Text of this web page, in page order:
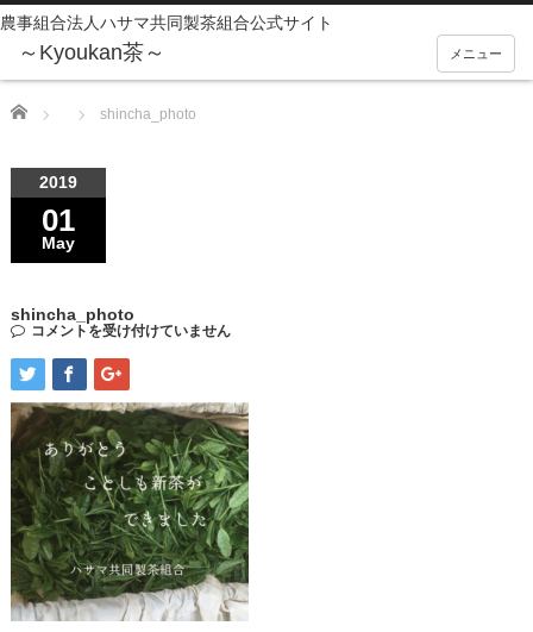
農事組合法人ハサマ共同製茶組合公式サイト
メニュー
Home shincha_photo
2019
01
May
shincha_photo
コメントを受け付けていません